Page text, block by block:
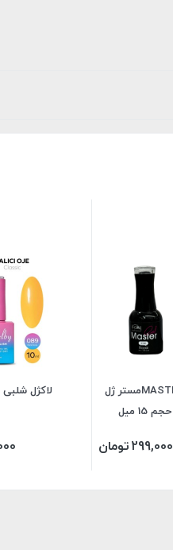
لاک ژل MASTER GELمستر ژل
299,000تومان
لاکژل شلبی 10 میل